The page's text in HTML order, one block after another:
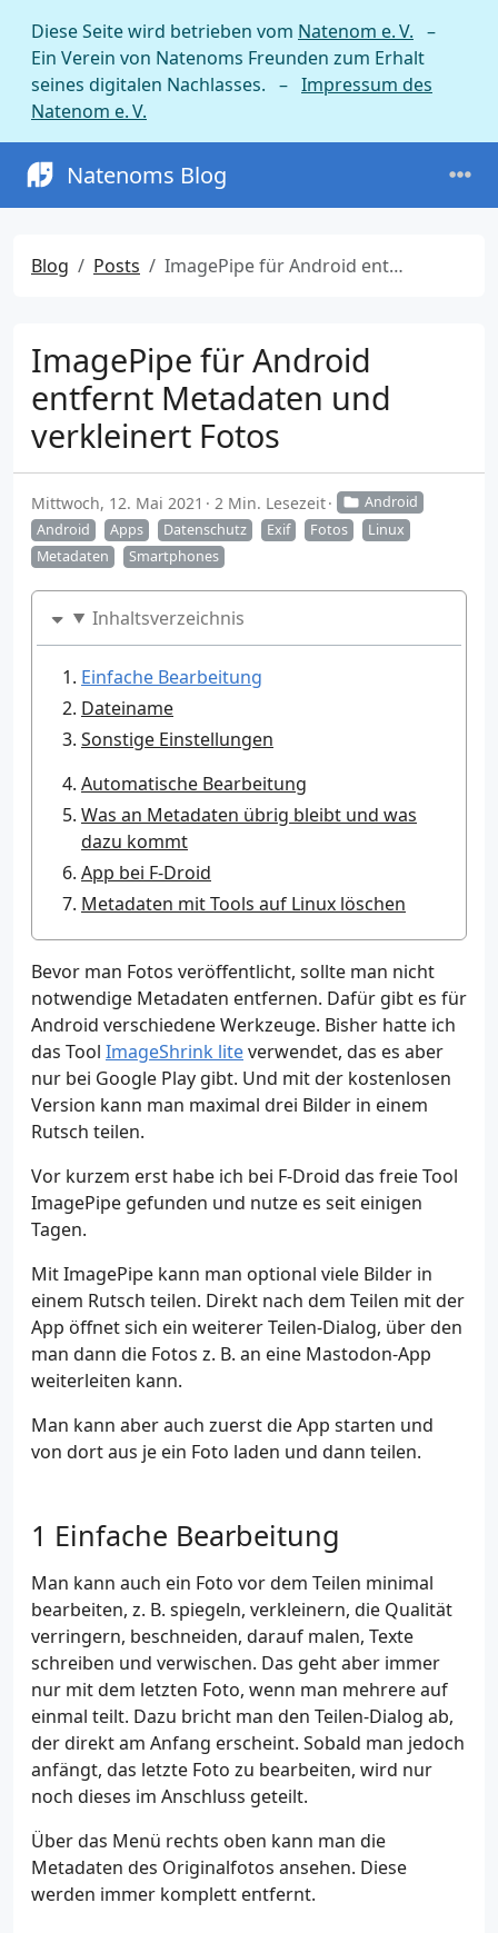
Diese Seite wird betrieben vom Natenom e. V. –
Ein Verein von Natenoms Freunden zum Erhalt
seines digitalen Nachlasses. – Impressum des
Natenom e. V.
Natenoms Blog
Blog Posts ImagePipe für Android entfernt Metadaten und verkleinert Fotos
ImagePipe für Android
entfernt Metadaten und
verkleinert Fotos
Mittwoch, 12. Mai 2021 2 Min. Lesezeit
Android
Android
Apps Datenschutz Exif Fotos
Linux
Metadaten
Smartphones
Inhaltsverzeichnis
Einfache Bearbeitung
Dateiname
Sonstige Einstellungen
Automatische Bearbeitung
Was an Metadaten übrig bleibt und was
dazu kommt
App bei F-Droid
Metadaten mit Tools auf Linux löschen
Bevor man Fotos veröffentlicht, sollte man nicht
notwendige Metadaten entfernen. Dafür gibt es für
Android verschiedene Werkzeuge. Bisher hatte ich
das Tool ImageShrink liteverwendet, das es aber
nur bei Google Play gibt. Und mit der kostenlosen
Version kann man maximal drei Bilder in einem
Rutsch teilen.
Vor kurzem erst habe ich bei F-Droid das freie Tool
ImagePipe gefunden und nutze es seit einigen
Tagen.
Mit ImagePipe kann man optional viele Bilder in
einem Rutsch teilen. Direkt nach dem Teilen mit der
App öffnet sich ein weiterer Teilen-Dialog, über den
man dann die Fotos z. B. an eine Mastodon-App
weiterleiten kann.
Man kann aber auch zuerst die App starten und
von dort aus je ein Foto laden und dann teilen.
Einfache Bearbeitung
Man kann auch ein Foto vor dem Teilen minimal
bearbeiten, z. B. spiegeln, verkleinern, die Qualität
verringern, beschneiden, darauf malen, Texte
schreiben und verwischen. Das geht aber immer
nur mit dem letzten Foto, wenn man mehrere auf
einmal teilt. Dazu bricht man den Teilen-Dialog ab,
der direkt am Anfang erscheint. Sobald man jedoch
anfängt, das letzte Foto zu bearbeiten, wird nur
noch dieses im Anschluss geteilt.
Über das Menü rechts oben kann man die
Metadaten des Originalfotos ansehen. Diese
werden immer komplett entfernt.